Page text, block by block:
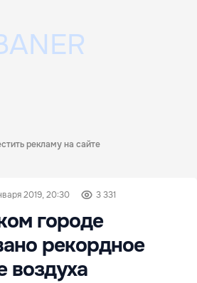
рекламу на сайте
2019, 20:30 3 331
городе
рекордное
воздуха